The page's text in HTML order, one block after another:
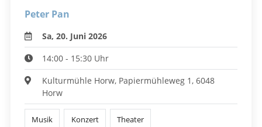
Peter Pan
Sa, 20. Juni 2026
14:00 - 15:30 Uhr
Kulturmühle Horw, Papiermühleweg 1, 6048
Horw
Musik Konzert Theater